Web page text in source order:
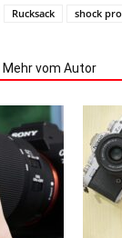
Rucksack shock pro
Mehr vom Autor